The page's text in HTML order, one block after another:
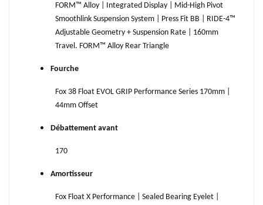
FORM™ Alloy | Integrated Display | Mid-High Pivot
Smoothlink Suspension System | Press Fit BB | RIDE-4™
Adjustable Geometry + Suspension Rate | 160mm
Travel. FORM™ Alloy Rear Triangle
Fourche
Fox 38 Float EVOL GRIP Performance Series 170mm |
44mm Offset
Débattement avant
170
Amortisseur
Fox Float X Performance | Sealed Bearing Eyelet |